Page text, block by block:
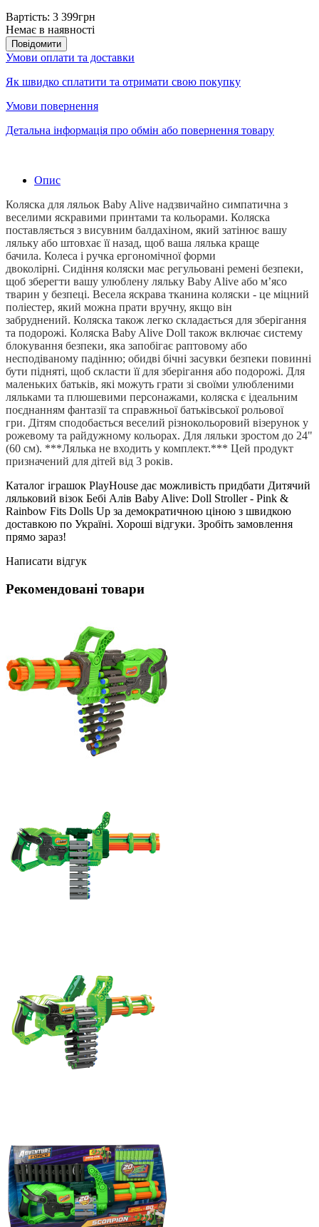
Вартість: 3 399грн
Немає в наявності
Повідомити
Умови оплати та доставки
Як швидко сплатити та отримати свою покупку
Умови повернення
Детальна інформація про обмін або повернення товару
Опис
Коляска для ляльок Baby Alive надзвичайно симпатична з
веселими яскравими принтами та кольорами. Коляска
поставляється з висувним балдахіном, який затінює вашу
ляльку або штовхає її назад, щоб ваша лялька краще
бачила. Колеса і ручка ергономічної форми
двоколірні. Сидіння коляски має регульовані ремені безпеки,
щоб зберегти вашу улюблену ляльку Baby Alive або м’ясо
тварин у безпеці. Весела яскрава тканина коляски - це міцний
поліестер, який можна прати вручну, якщо він
забруднений. Коляска також легко складається для зберігання
та подорожі. Коляска Baby Alive Doll також включає систему
блокування безпеки, яка запобігає раптовому або
несподіваному падінню; обидві бічні засувки безпеки повинні
бути підняті, щоб скласти її для зберігання або подорожі. Для
маленьких батьків, які можуть грати зі своїми улюбленими
ляльками та плюшевими персонажами, коляска є ідеальним
поєднанням фантазії та справжньої батьківської рольової
гри. Дітям сподобається веселий різнокольоровий візерунок у
рожевому та райдужному кольорах. Для ляльки зростом до 24"
(60 см). ***Лялька не входить у комплект.*** Цей продукт
призначений для дітей від 3 років.
Каталог іграшок PlayHouse дає можливість придбати Дитячий
ляльковий візок Бебі Алів Baby Alive: Doll Stroller - Pink &
Rainbow Fits Dolls Up за демократичною ціною з швидкою
доставкою по Україні. Хороші відгуки. Зробіть замовлення
прямо зараз!
Написати відгук
Рекомендовані товари